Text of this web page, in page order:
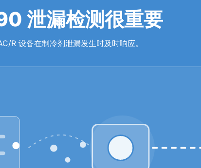
泄漏检测很重要
R 设备在制冷剂泄漏发生时及时响应。